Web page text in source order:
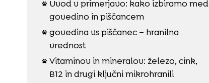

Uvod v primerjavo: kako izbiramo med
govedino in piščancem
 govedina vs piščanec – hranilna
vrednost
 Vitaminov in mineralov: železo, cink,
B12 in drugi ključni mikrohranili